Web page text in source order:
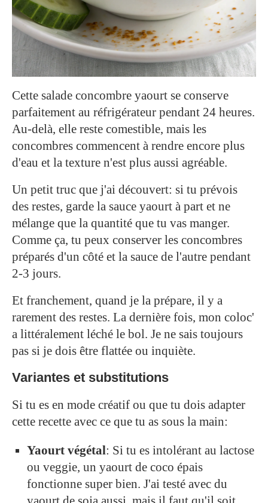
Cette salade concombre yaourt se conserve
parfaitement au réfrigérateur pendant 24 heures.
Au-delà, elle reste comestible, mais les
concombres commencent à rendre encore plus
d'eau et la texture n'est plus aussi agréable.
Un petit truc que j'ai découvert: si tu prévois
des restes, garde la sauce yaourt à part et ne
mélange que la quantité que tu vas manger.
Comme ça, tu peux conserver les concombres
préparés d'un côté et la sauce de l'autre pendant
2-3 jours.
Et franchement, quand je la prépare, il y a
rarement des restes. La dernière fois, mon coloc'
a littéralement léché le bol. Je ne sais toujours
pas si je dois être flattée ou inquiète.
Variantes et substitutions
Si tu es en mode créatif ou que tu dois adapter
cette recette avec ce que tu as sous la main:
Yaourt végétal: Si tu es intolérant au lactose
ou veggie, un yaourt de coco épais
fonctionne super bien. J'ai testé avec du